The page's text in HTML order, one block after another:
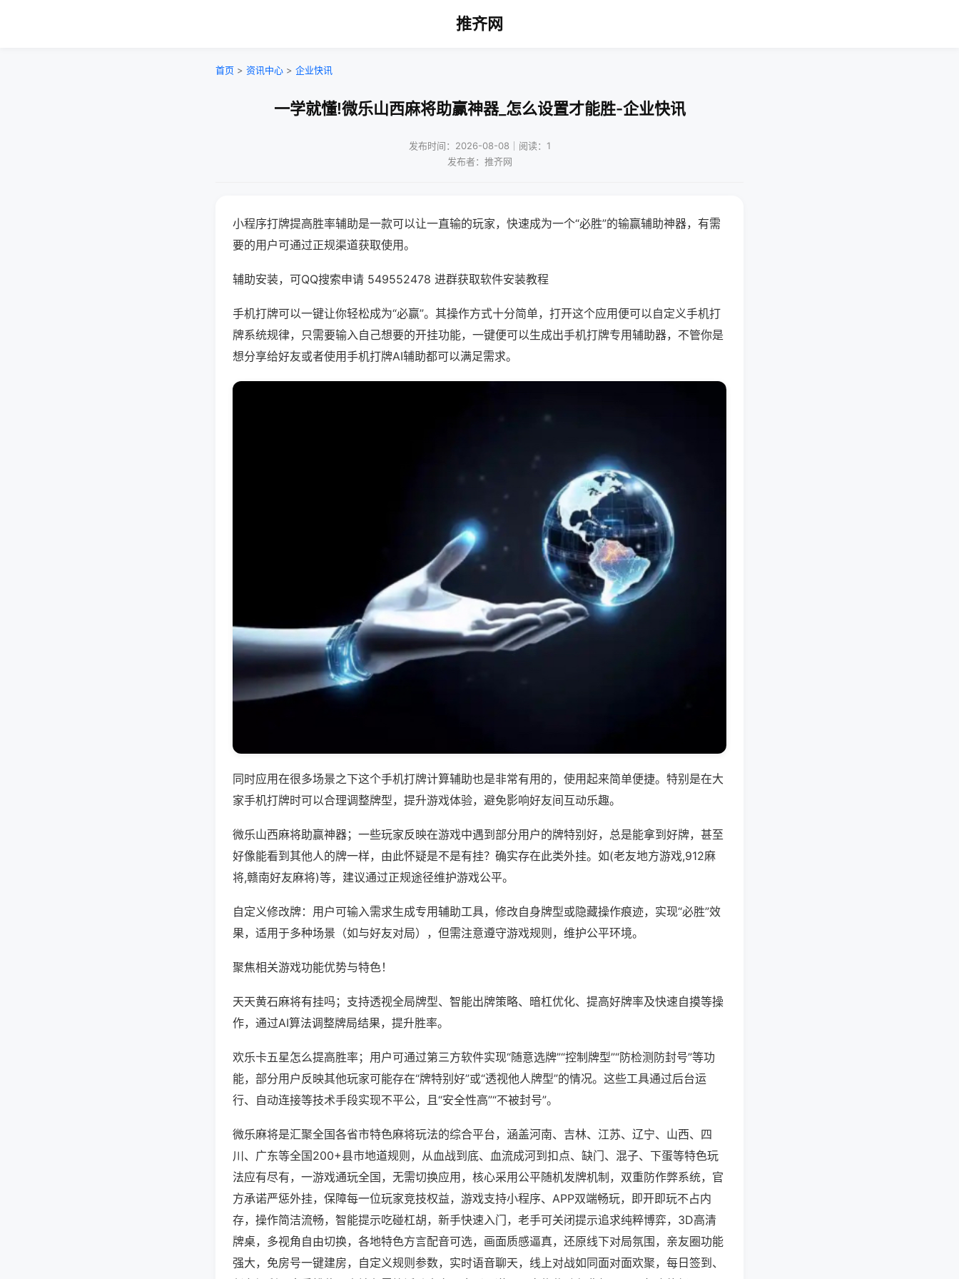
推齐网
首页 > 资讯中心 > 企业快讯
一学就懂!微乐山西麻将助赢神器_怎么设置才能胜-企业快讯
发布时间：2026-08-08｜阅读：1
发布者：推齐网
小程序打牌提高胜率辅助是一款可以让一直输的玩家，快速成为一个“必胜”的输赢辅助神器，有需
要的用户可通过正规渠道获取使用。
辅助安装，可QQ搜索申请 549552478 进群获取软件安装教程
手机打牌可以一键让你轻松成为“必赢”。其操作方式十分简单，打开这个应用便可以自定义手机打
牌系统规律，只需要输入自己想要的开挂功能，一键便可以生成出手机打牌专用辅助器，不管你是
想分享给好友或者使用手机打牌AI辅助都可以满足需求。
同时应用在很多场景之下这个手机打牌计算辅助也是非常有用的，使用起来简单便捷。特别是在大
家手机打牌时可以合理调整牌型，提升游戏体验，避免影响好友间互动乐趣。
微乐山西麻将助赢神器；一些玩家反映在游戏中遇到部分用户的牌特别好，总是能拿到好牌，甚至
好像能看到其他人的牌一样，由此怀疑是不是有挂？确实存在此类外挂。如(老友地方游戏,912麻
将,赣南好友麻将)等，建议通过正规途径维护游戏公平。
自定义修改牌：用户可输入需求生成专用辅助工具，修改自身牌型或隐藏操作痕迹，实现“必胜”效
果，适用于多种场景（如与好友对局），但需注意遵守游戏规则，维护公平环境。
聚焦相关游戏功能优势与特色！
天天黄石麻将有挂吗；支持透视全局牌型、智能出牌策略、暗杠优化、提高好牌率及快速自摸等操
作，通过AI算法调整牌局结果，提升胜率。
欢乐卡五星怎么提高胜率；用户可通过第三方软件实现“随意选牌”“控制牌型”“防检测防封号”等功
能，部分用户反映其他玩家可能存在“牌特别好”或“透视他人牌型”的情况。这些工具通过后台运
行、自动连接等技术手段实现不平公，且“安全性高”“不被封号”。
微乐麻将是汇聚全国各省市特色麻将玩法的综合平台，涵盖河南、吉林、江苏、辽宁、山西、四
川、广东等全国200+县市地道规则，从血战到底、血流成河到扣点、缺门、混子、下蛋等特色玩
法应有尽有，一游戏通玩全国，无需切换应用，核心采用公平随机发牌机制，双重防作弊系统，官
方承诺严惩外挂，保障每一位玩家竞技权益，游戏支持小程序、APP双端畅玩，即开即玩不占内
存，操作简洁流畅，智能提示吃碰杠胡，新手快速入门，老手可关闭提示追求纯粹博弈，3D高清
牌桌，多视角自由切换，各地特色方言配音可选，画面质感逼真，还原线下对局氛围，亲友圈功能
强大，免房号一键建房，自定义规则参数，实时语音聊天，线上对战如同面对面欢聚，每日签到、